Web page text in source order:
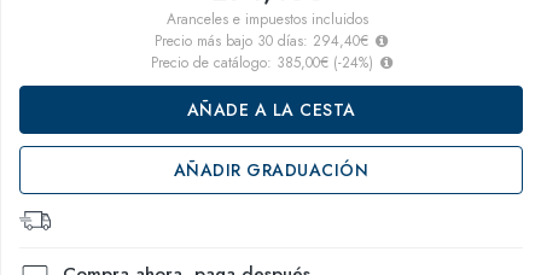
Aranceles e impuestos incluidos
Precio más bajo 30 días: 294,40€
Precio de catálogo: 385,00€(-24%)
AÑADE A LA CESTA
AÑADIR GRADUACIÓN